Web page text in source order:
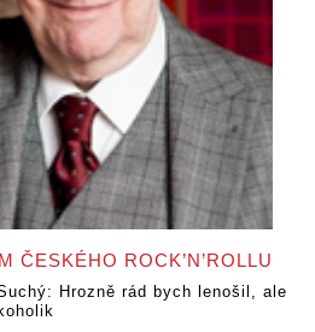
ČESKÉHO ROCK’N’ROLLU
Hrozně rád bych lenošil, ale